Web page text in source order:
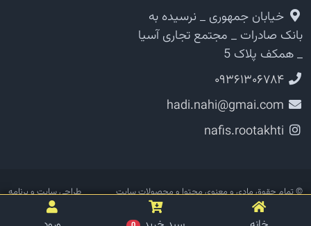
خیابان جمهوری _ نرسیده به
بانک صادرات _ مجتمع تجاری آسیا
_ همکف پلاک 5
۰۹۳۶۱۳۰۶۷۸۴
hadi.nahi@gmai.com
nafis.rootakhti
© تمام حقوق مادی و معنوی محتوا و محصولات سایت
نفیس بافت نزد فروشگاه نفیس بافت محفوظ است
طراحی سایت و برنامه
نویسی